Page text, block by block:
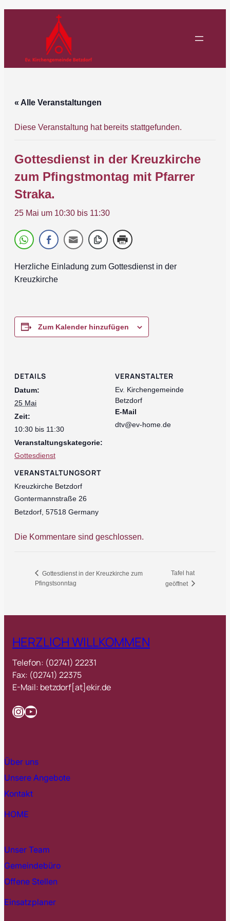
« Alle Veranstaltungen
Diese Veranstaltung hat bereits stattgefunden.
Gottesdienst in der Kreuzkirche
zum Pfingstmontag mit Pfarrer
Straka.
25 Mai um 10:30 bis 11:30
Herzliche Einladung zum Gottesdienst in der
Kreuzkirche
Zum Kalender hinzufügen
DETAILS
Datum:
25 Mai
Zeit:
10:30 bis 11:30
Veranstaltungskategorie:
Gottesdienst
VERANSTALTUNGSORT
Kreuzkirche Betzdorf
Gontermannstraße 26
Betzdorf, 57518 Germany
VERANSTALTER
Ev. Kirchengemeinde
Betzdorf
E-Mail
dtv@ev-home.de
Die Kommentare sind geschlossen.
Gottesdienst in der Kreuzkirche zum
Pfingstsonntag
Tafel hat
geöffnet
HERZLICH WILLKOMMEN
Telefon: (02741) 22231
Fax: (02741) 22375
E-Mail: betzdorf[at]ekir.de
InstagramYouTube
Über uns
Unsere Angebote
Kontakt
HOME
Unser Team
Gemeindebüro
Offene Stellen
Einsatzplaner